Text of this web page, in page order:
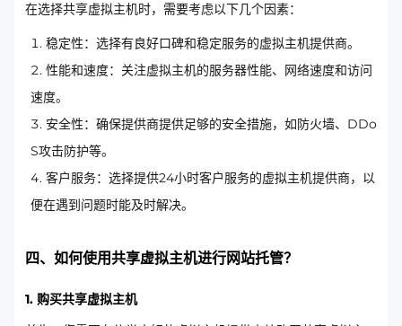
在选择共享虚拟主机时，需要考虑以下几个因素：
稳定性：选择有良好口碑和稳定服务的虚拟主机提供商。
性能和速度：关注虚拟主机的服务器性能、网络速度和访问
速度。
安全性：确保提供商提供足够的安全措施，如防火墙、DDo
S攻击防护等。
客户服务：选择提供24小时客户服务的虚拟主机提供商，以
便在遇到问题时能及时解决。
四、如何使用共享虚拟主机进行网站托管？
1. 购买共享虚拟主机